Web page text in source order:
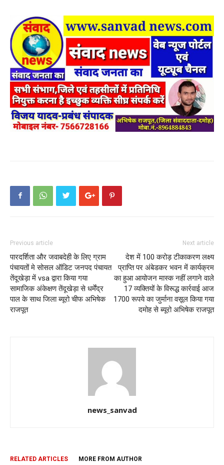
Previous article
पारदर्शिता और जवाबदेही के लिए ग्राम
पंचायतों मे सोसल ऑडिट जनपद पंचायत
तेंदूखेड़ा में vsa द्वारा किया गया
सामाजिक अंकेक्षण तेंदूखेड़ा से धर्मेंद्र
पाल के साथ जिला ब्यूरो चीफ अभिषेक
राजपूत
Next article
देश में 100 करोड़ टीकाकरण लक्ष्य
प्राप्ति पर अंबेडकर भवन में कार्यक्रम
का हुआ आयोजन मास्क नहीं लगाने वाले
17 व्यक्तियों के विरूद्ध कार्रवाई आज
1700 रूपये का जुर्माना वसूल किया गया
दमोह से ब्यूरो अभिषेक राजपूत
news_sanvad
RELATED ARTICLES MORE FROM AUTHOR